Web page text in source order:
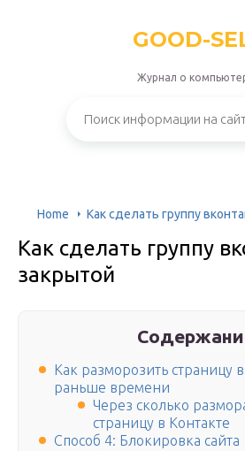
GOOD-
Журнал о
Home Как сделать группу
Как сделать группу
закрытой
Как разморозить страницу
раньше времени
Через сколько
страницу в Контакте
Способ 4: Блокировка сайта